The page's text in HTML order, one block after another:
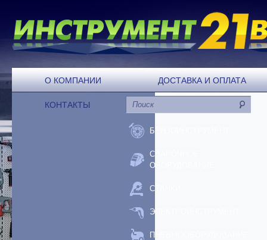
О КОМПАНИИ ДОСТАВКА И ОПЛАТА
КОНТАКТЫ
БЕНЗОИНСТРУМЕНТ
СВАРОЧНОЕ
ОБОРУДОВАНИЕ
СТАНКИ
ЭЛЕКТРОИНСТРУМЕНТ
ПНЕВМООБОРУДОВАНИЕ